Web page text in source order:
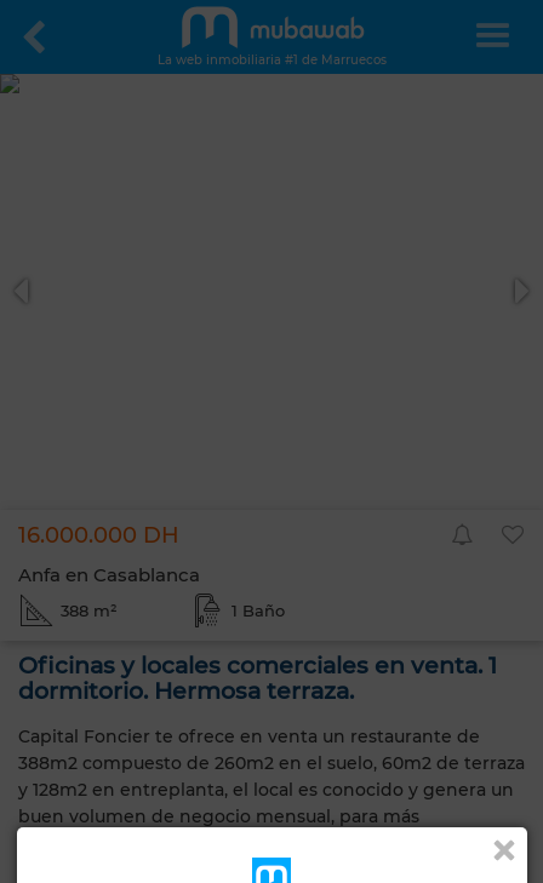
La web inmobiliaria #1 de Marruecos
16.000.000 DH
Anfa en Casablanca
388 m² 1 Baño
Oficinas y locales comerciales en venta. 1
dormitorio. Hermosa terraza.
Capital Foncier te ofrece en venta un restaurante de
388m2 compuesto de 260m2 en el suelo, 60m2 de terraza
y 128m2 en entreplanta, el local es conocido y genera un
buen volumen de negocio mensual, para más
FOTOS NO CONTRACTUALES